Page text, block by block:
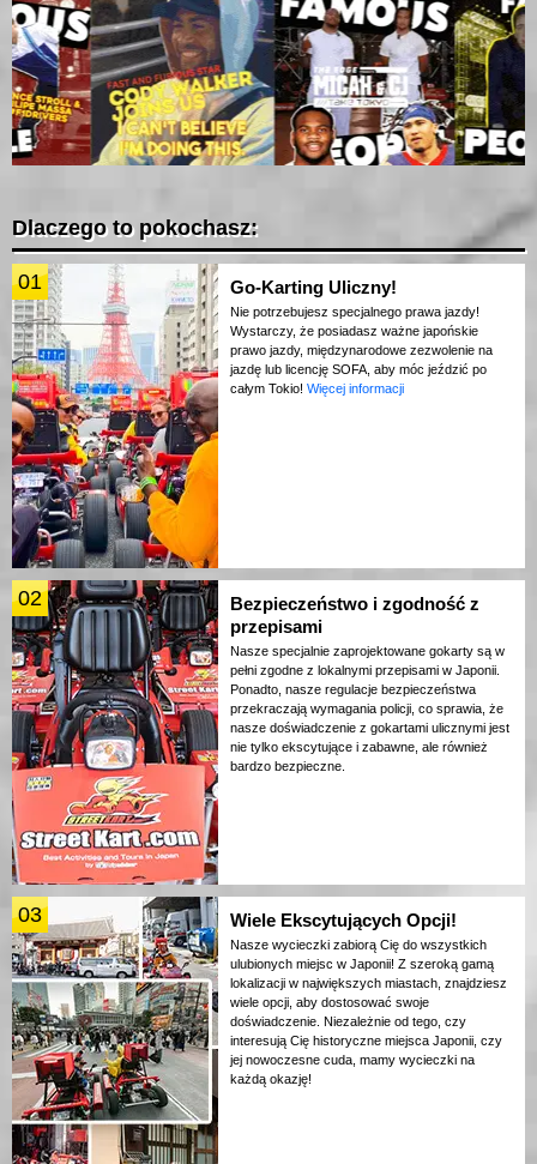
Dlaczego to pokochasz:
01 Go-Karting Uliczny!
Nie potrzebujesz specjalnego prawa jazdy!
Wystarczy, że posiadasz ważne japońskie
prawo jazdy, międzynarodowe zezwolenie na
jazdę lub licencję SOFA, aby móc jeździć po
całym Tokio! Więcej informacji
02
Bezpieczeństwo i zgodność z
przepisami
Nasze specjalnie zaprojektowane gokarty są w
pełni zgodne z lokalnymi przepisami w Japonii.
Ponadto, nasze regulacje bezpieczeństwa
przekraczają wymagania policji, co sprawia, że
nasze doświadczenie z gokartami ulicznymi jest
nie tylko ekscytujące i zabawne, ale również
bardzo bezpieczne.
03 Wiele Ekscytujących Opcji!
Nasze wycieczki zabiorą Cię do wszystkich
ulubionych miejsc w Japonii! Z szeroką gamą
lokalizacji w największych miastach, znajdziesz
wiele opcji, aby dostosować swoje
doświadczenie. Niezależnie od tego, czy
interesują Cię historyczne miejsca Japonii, czy
jej nowoczesne cuda, mamy wycieczki na
każdą okazję!